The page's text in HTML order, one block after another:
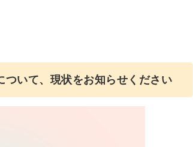
いて、現状をお知らせください